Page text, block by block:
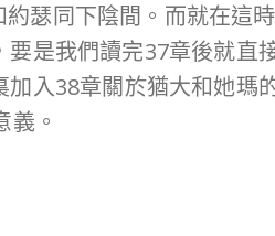
瑟同下陰間。而就在這
是我們讀完37章後就直
入38章關於猶大和她瑪
。